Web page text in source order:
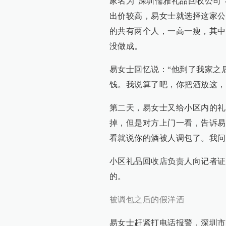
出价较高，易女士就选择这家
的共有两个人，一高一瘦，其
没做成。
易女士回忆说：“他到了我家之
钱。我说算了吧，你把酒放这
第二天，易女士又给小区内的
掉，但是对方上门一看，告诉
看就说你的酒被人调包了。我
小区礼品回收店负责人向记者
的。
被调包之后的假洋酒
易女士赶紧打电话报警，深圳